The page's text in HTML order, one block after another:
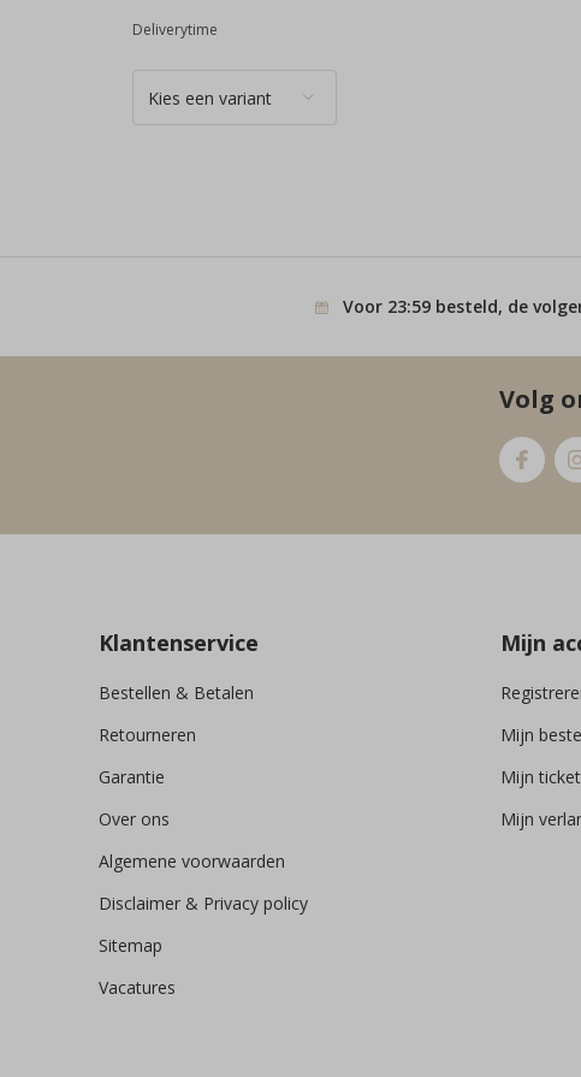
Deliverytime
Voor 23:59 besteld, de
Volg
Klantenservice
Bestellen & Betalen
Retourneren
Garantie
Over ons
Algemene voorwaarden
Disclaimer & Privacy policy
Sitemap
Vacatures
Mijn
Mijn
Mijn
Mijn